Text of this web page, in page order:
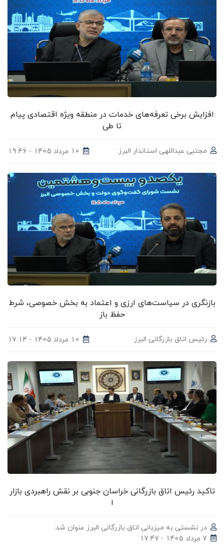
افزایش برخی تعرفه‌های خدمات در منطقه ویژه اقتصادی پیام
تا طی
مجتبی عبداللهی استاندار البرز: 10 مرداد 1405 - 19:46
بازنگری در سیاست‌های ارزی و اعتماد به بخش خصوصی، شرط
حفظ باز
رئیس اتاق بازرگانی البرز: 10 مرداد 1405 - 17:14
تاکید رئیس اتاق بازرگانی خراسان جنوبی بر نقش راهبردی بازار
ا
در نشستی به میزبانی اتاق بازرگانی البرز عنوان شد:
7 مرداد 1405 - 17:47